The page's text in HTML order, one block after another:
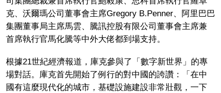
克、沃爾瑪公司董事會主席Gregory B.Penner、阿里巴巴
集團董事局主席馬雲、騰訊控股有限公司董事會主席兼
首席執行官馬化騰等中外大佬都到場支持。
根據21世紀經濟報道，庫克參與了「數字新世界」的專
場對話。庫克首先開始了例行的對中國的誇讚：「在中
國有這麼現代化的城市，基礎設施建設非常壯觀，一下